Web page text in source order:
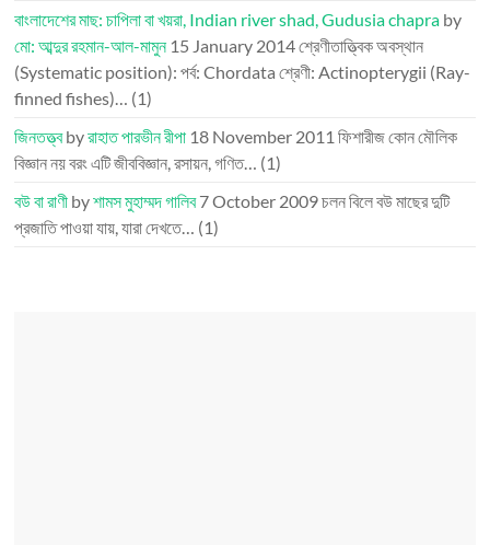
বাংলাদেশের মাছ: চাপিলা বা খয়রা, Indian river shad, Gudusia chapra by
মো: আব্দুর রহমান-আল-মামুন 15 January 2014শ্রেণীতাত্ত্বিক অবস্থান
(Systematic position): পর্ব: Chordata শ্রেণী: Actinopterygii (Ray-
finned fishes)… (1)
জিনতত্ত্বbyরাহাত পারভীন রীপা 18 November 2011 ফিশারীজ কোন মৌলিক
বিজ্ঞান নয় বরং এটি জীববিজ্ঞান, রসায়ন, গণিত… (1)
বউ বা রাণী byশামস মুহাম্মদ গালিব7 October 2009চলন বিলে বউ মাছের দুটি
প্রজাতি পাওয়া যায়, যারা দেখতে… (1)